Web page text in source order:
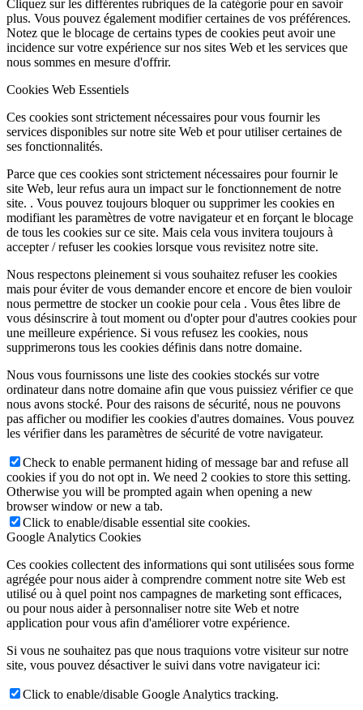
Cliquez sur les différentes rubriques de la catégorie pour en savoir
plus. Vous pouvez également modifier certaines de vos préférences.
Notez que le blocage de certains types de cookies peut avoir une
incidence sur votre expérience sur nos sites Web et les services que
nous sommes en mesure d'offrir.
Cookies Web Essentiels
Ces cookies sont strictement nécessaires pour vous fournir les
services disponibles sur notre site Web et pour utiliser certaines de
ses fonctionnalités.
Parce que ces cookies sont strictement nécessaires pour fournir le
site Web, leur refus aura un impact sur le fonctionnement de notre
site. . Vous pouvez toujours bloquer ou supprimer les cookies en
modifiant les paramètres de votre navigateur et en forçant le blocage
de tous les cookies sur ce site. Mais cela vous invitera toujours à
accepter / refuser les cookies lorsque vous revisitez notre site.
Nous respectons pleinement si vous souhaitez refuser les cookies
mais pour éviter de vous demander encore et encore de bien vouloir
nous permettre de stocker un cookie pour cela . Vous êtes libre de
vous désinscrire à tout moment ou d'opter pour d'autres cookies pour
une meilleure expérience. Si vous refusez les cookies, nous
supprimerons tous les cookies définis dans notre domaine.
Nous vous fournissons une liste des cookies stockés sur votre
ordinateur dans notre domaine afin que vous puissiez vérifier ce que
nous avons stocké. Pour des raisons de sécurité, nous ne pouvons
pas afficher ou modifier les cookies d'autres domaines. Vous pouvez
les vérifier dans les paramètres de sécurité de votre navigateur.
Check to enable permanent hiding of message bar and refuse all
cookies if you do not opt in. We need 2 cookies to store this setting.
Otherwise you will be prompted again when opening a new
browser window or new a tab.
Click to enable/disable essential site cookies.
Google Analytics Cookies
Ces cookies collectent des informations qui sont utilisées sous forme
agrégée pour nous aider à comprendre comment notre site Web est
utilisé ou à quel point nos campagnes de marketing sont efficaces,
ou pour nous aider à personnaliser notre site Web et notre
application pour vous afin d'améliorer votre expérience.
Si vous ne souhaitez pas que nous traquions votre visiteur sur notre
site, vous pouvez désactiver le suivi dans votre navigateur ici:
Click to enable/disable Google Analytics tracking.